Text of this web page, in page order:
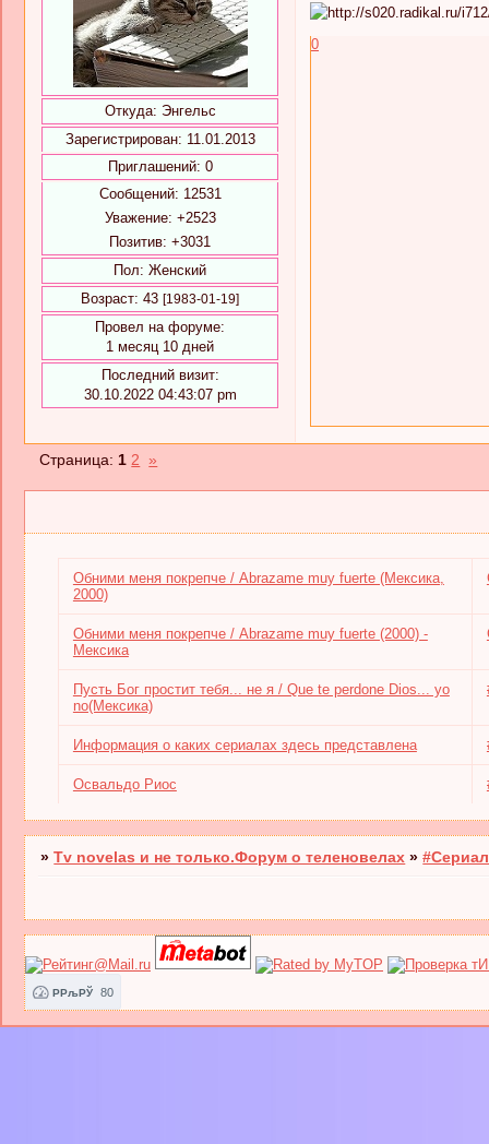
Откуда: Энгельс
Зарегистрирован: 11.01.2013
Приглашений: 0
Сообщений: 12531
Уважение: +2523
Позитив: +3031
Пол: Женский
Возраст: 43 [1983-01-19]
Провел на форуме:
1 месяц 10 дней
Последний визит:
30.10.2022 04:43:07 pm
0
Страница: 1 2 »
Обними меня покрепче / Abrazame muy fuerte (Мексика,
2000)
Обними меня покрепче / Abrazame muy fuerte (2000) -
Мексика
Пусть Бог простит тебя... не я / Que te perdone Dios... yo
no(Мексика)
Информация о каких сериалах здесь представлена
Освальдо Риос
»Tv novelas и не только.Форум о теленовелах »
РРљРЎ 80